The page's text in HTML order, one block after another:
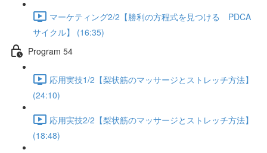
マーケティング2/2【勝利の方程式を見つける PDCA
サイクル】 (16:35)
Program 54
応用実技1/2【梨状筋のマッサージとストレッチ方法】
(24:10)
応用実技2/2【梨状筋のマッサージとストレッチ方法】
(18:48)